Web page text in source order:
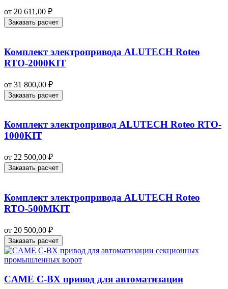
от 20 611,00 ₽
Заказать расчет
Комплект электропривода ALUTECH Roteo
RTO-2000KIT
от 31 800,00 ₽
Заказать расчет
Комплект электропривод ALUTECH Roteo RTO-
1000KIT
от 22 500,00 ₽
Заказать расчет
Комплект электропривода ALUTECH Roteo
RTO-500MKIT
от 20 500,00 ₽
Заказать расчет
CAME C-BX привод для автоматизации